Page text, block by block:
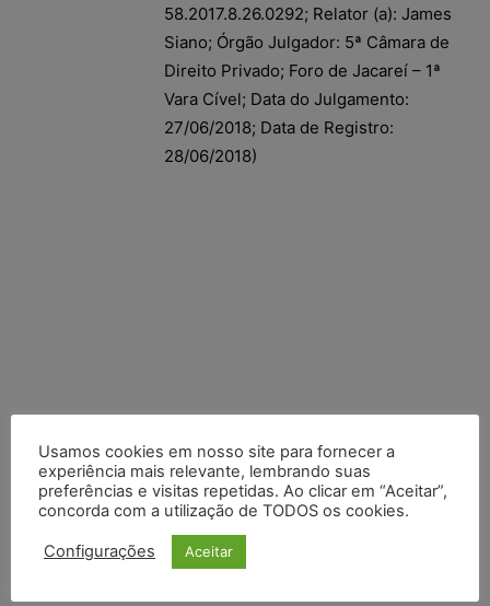
58.2017.8.26.0292; Relator (a): James
Siano; Órgão Julgador: 5ª Câmara de
Direito Privado; Foro de Jacareí – 1ª
Vara Cível; Data do Julgamento:
27/06/2018; Data de Registro:
28/06/2018)
Usamos cookies em nosso site para fornecer a
experiência mais relevante, lembrando suas
preferências e visitas repetidas. Ao clicar em “Aceitar”,
concorda com a utilização de TODOS os cookies.
Configurações Aceitar